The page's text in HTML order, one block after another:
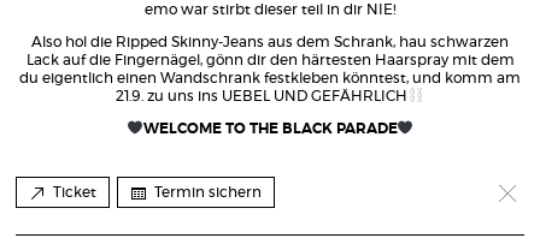
emo war stirbt dieser teil in dir NIE!
Also hol die Ripped Skinny-Jeans aus dem Schrank, hau schwarzen
Lack auf die Fingernägel, gönn dir den härtesten Haarspray mit dem
du eigentlich einen Wandschrank festkleben könntest, und komm am
21.9. zu uns ins UEBEL UND GEFÄHRLICH
WELCOME TO THE BLACK PARADE
Ticket Termin sichern